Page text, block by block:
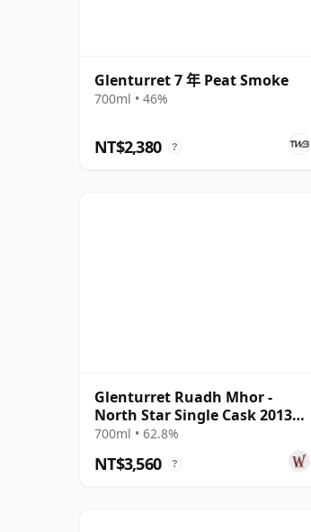
Glenturret 7 年 Peat Smoke
700ml • 46%
NT$2,380 ?
Glenturret Ruadh Mhor -
North Star Single Cask 2013
11 年
700ml • 62.8%
NT$3,560 ?